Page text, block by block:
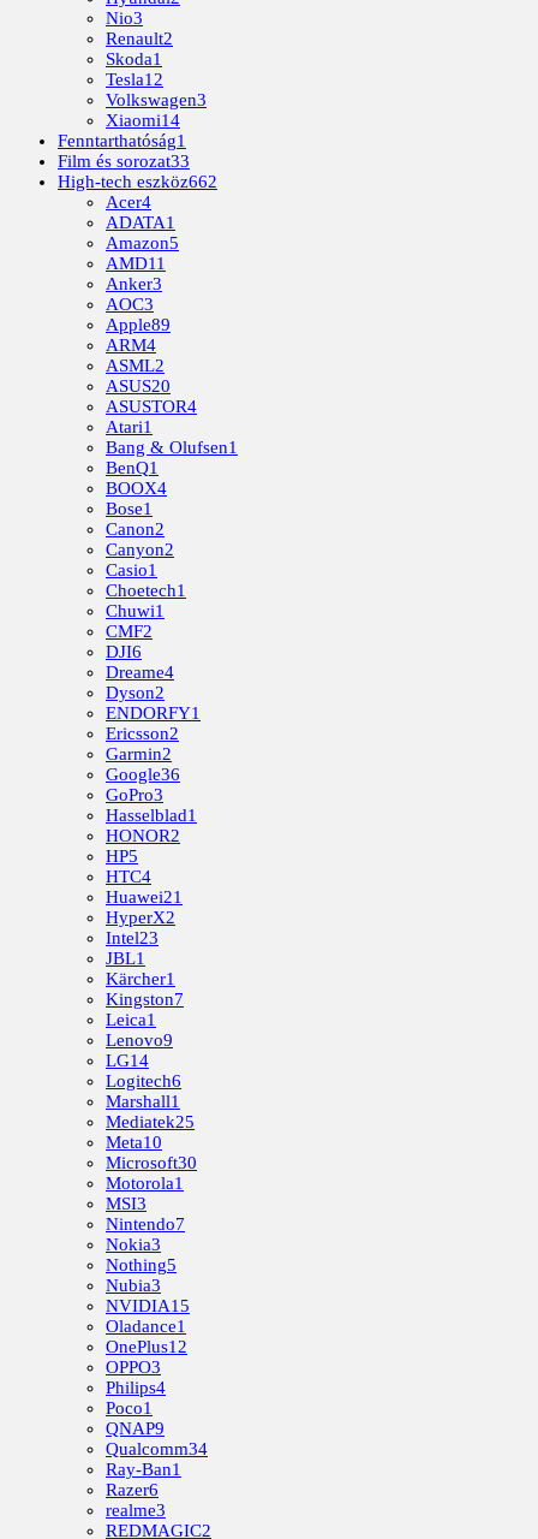
Nio3
Renault2
Skoda1
Tesla12
Volkswagen3
Xiaomi14
Fenntarthatóság1
Film és sorozat33
High-tech eszköz662
Acer4
ADATA1
Amazon5
AMD11
Anker3
AOC3
Apple89
ARM4
ASML2
ASUS20
ASUSTOR4
Atari1
Bang & Olufsen1
BenQ1
BOOX4
Bose1
Canon2
Canyon2
Casio1
Choetech1
Chuwi1
CMF2
DJI6
Dreame4
Dyson2
ENDORFY1
Ericsson2
Garmin2
Google36
GoPro3
Hasselblad1
HONOR2
HP5
HTC4
Huawei21
HyperX2
Intel23
JBL1
Kärcher1
Kingston7
Leica1
Lenovo9
LG14
Logitech6
Marshall1
Mediatek25
Meta10
Microsoft30
Motorola1
MSI3
Nintendo7
Nokia3
Nothing5
Nubia3
NVIDIA15
Oladance1
OnePlus12
OPPO3
Philips4
Poco1
QNAP9
Qualcomm34
Ray-Ban1
Razer6
realme3
REDMAGIC2